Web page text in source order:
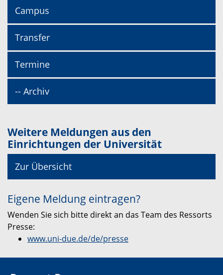
Campus
Transfer
Termine
-- Archiv
Weitere Meldungen aus den
Einrichtungen der Universität
Zur Übersicht
Eigene Meldung eintragen?
Wenden Sie sich bitte direkt an das Team des Ressorts
Presse:
www.uni-due.de/de/presse